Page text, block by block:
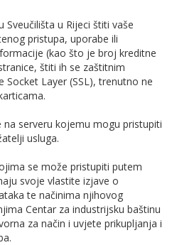
Sveučilišta u Rijeci štiti vaše
pristupa, uporabe ili
(kao što je broj kreditne
štiti ih se zaštitnim
Layer (SSL), trenutno ne
na serveru kojemu mogu pristupiti
usluga.
se može pristupiti putem
svoje vlastite izjave o
te načinima njihovog
Centar za industrijsku baštinu
za način i uvjete prikupljanja i